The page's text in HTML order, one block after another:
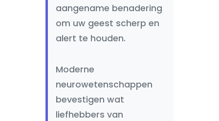
aangename benadering
om uw geest scherp en
alert te houden.
Moderne
neurowetenschappen
bevestigen wat
liefhebbers van